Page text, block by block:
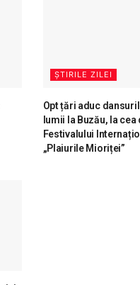
ȘTIRILE ZILEI
Opt țări aduc
lumii la Buzău, la cea
Festivalului
„Plaiurile Mioriței”